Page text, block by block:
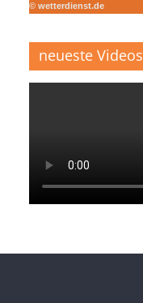
© wetterdienst.de
neueste Videos